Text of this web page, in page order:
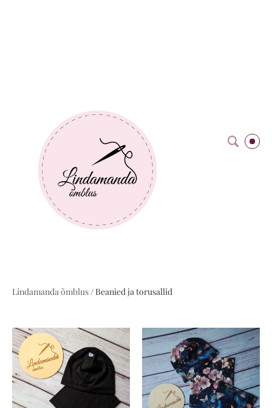
Lindamanda õmblus/Beanied ja torusallid